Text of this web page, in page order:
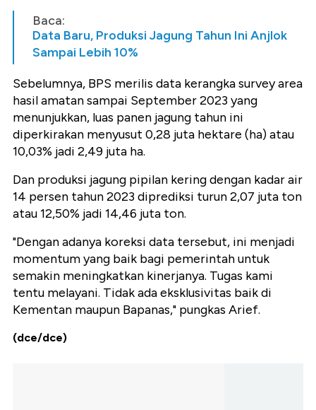
Baca:
Data Baru, Produksi Jagung Tahun Ini Anjlok
Sampai Lebih 10%
Sebelumnya, BPS merilis data kerangka survey area
hasil amatan sampai September 2023 yang
menunjukkan, luas panen jagung tahun ini
diperkirakan menyusut 0,28 juta hektare (ha) atau
10,03% jadi 2,49 juta ha.
Dan produksi jagung pipilan kering dengan kadar air
14 persen tahun 2023 diprediksi turun 2,07 juta ton
atau 12,50% jadi 14,46 juta ton.
"Dengan adanya koreksi data tersebut, ini menjadi
momentum yang baik bagi pemerintah untuk
semakin meningkatkan kinerjanya. Tugas kami
tentu melayani. Tidak ada eksklusivitas baik di
Kementan maupun Bapanas," pungkas Arief.
(dce/dce)